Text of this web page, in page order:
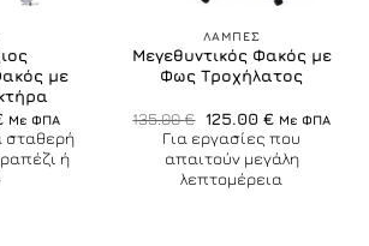
με
Η
τρέχουσα
τιμή
είναι:
Με ΦΠΑ
σταθερή
ή
ΛΑΜΠΕΣ
Μεγεθυντικός Φακός με
Φως Τροχήλατος
135.00€ Original
price
was:
135.00 €.
125.00 €Η
τρέχουσα
τιμή
είναι:
125.00 €.
Με ΦΠΑ
Για εργασίες που
απαιτούν μεγάλη
λεπτομέρεια